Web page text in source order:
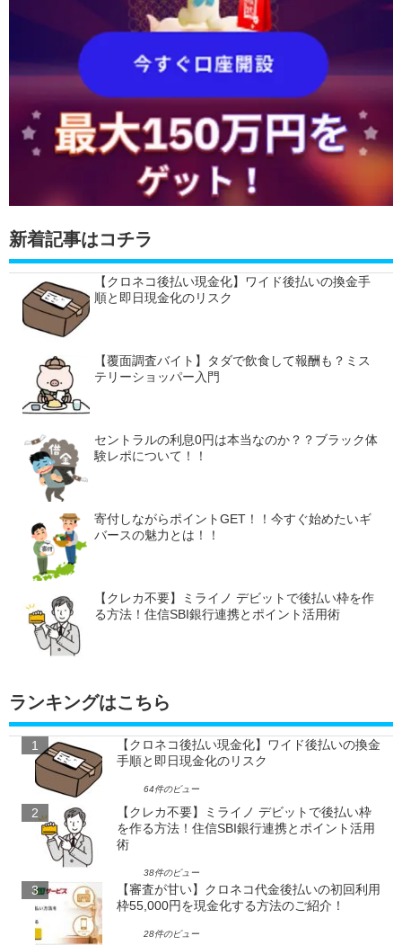
新着記事はコチラ
【クロネコ後払い現金化】ワイド後払いの換金手
順と即日現金化のリスク
【覆面調査バイト】タダで飲食して報酬も？ミス
テリーショッパー入門
セントラルの利息0円は本当なのか？？ブラック体
験レポについて！！
寄付しながらポイントGET！！今すぐ始めたいギ
バースの魅力とは！！
【クレカ不要】ミライノ デビットで後払い枠を作
る方法！住信SBI銀行連携とポイント活用術
ランキングはこちら
【クロネコ後払い現金化】ワイド後払いの換金
手順と即日現金化のリスク
64件のビュー
【クレカ不要】ミライノ デビットで後払い枠
を作る方法！住信SBI銀行連携とポイント活用
術
38件のビュー
【審査が甘い】クロネコ代金後払いの初回利用
枠55,000円を現金化する方法のご紹介！
28件のビュー